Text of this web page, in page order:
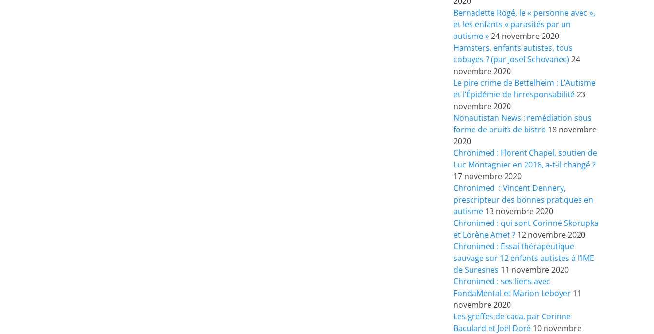
Bernadette Rogé, le « personne avec »,
et les enfants « parasités par un
autisme »24 novembre 2020
Hamsters, enfants autistes, tous
cobayes ? (par Josef Schovanec) 24
novembre 2020
Le pire crime de Bettelheim : L’Autisme
et l’Épidémie de l’irresponsabilité23
novembre 2020
Nonautistan News : remédiation sous
forme de bruits de bistro 18 novembre
2020
Chronimed : Florent Chapel, soutien de
Luc Montagnier en 2016, a-t-il changé ?
17 novembre 2020
Chronimed : Vincent Dennery,
prescripteur des bonnes pratiques en
autisme 13 novembre 2020
Chronimed : qui sont Corinne Skorupka
et Lorène Amet ? 12 novembre 2020
Chronimed : Essai thérapeutique
sauvage sur 12 enfants autistes à l’IME
de Suresnes 11 novembre 2020
Chronimed : ses liens avec
FondaMental et Marion Leboyer 11
novembre 2020
Les greffes de caca, par Corinne
Baculard et Joël Doré 10 novembre